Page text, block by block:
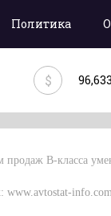
Политика
$
продаж В-класса
www.avtostat-